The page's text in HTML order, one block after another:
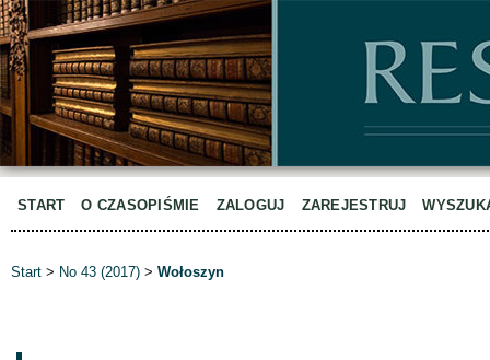
START O CZASOPIŚMIE ZALOGUJ ZAREJESTRUJ
Start > No 43 (2017) > Wołoszyn